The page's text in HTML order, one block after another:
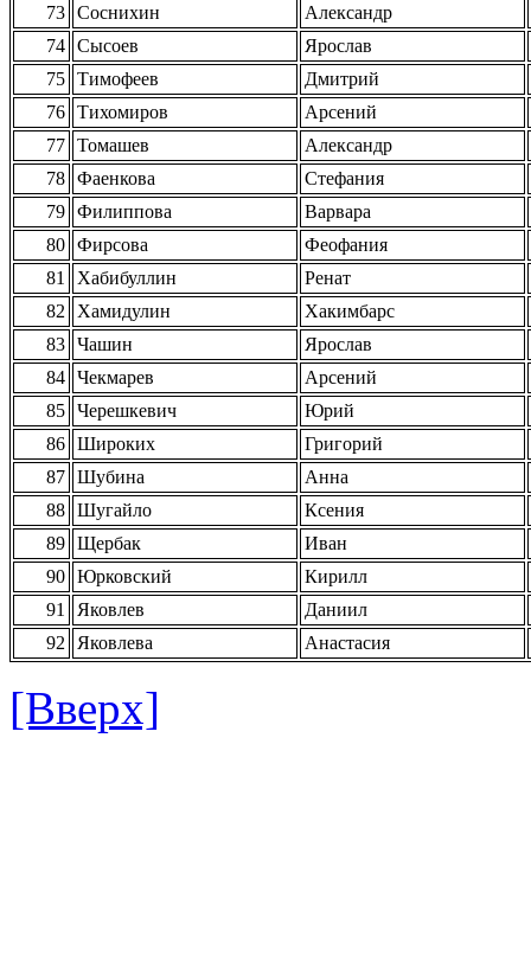
73 Соснихин
Александр
74 Сысоев
Ярослав
75 Тимофеев
Дмитрий
76 Тихомиров
Арсений
77 Томашев
Александр
78 Фаенкова
Стефания
79 Филиппова
Варвара
80 Фирсова
Феофания
81
Хабибуллин
Ренат
82
Хамидулин
Хакимбарс
83 Чашин
Ярослав
84 Чекмарев
Арсений
85 Черешкевич
Юрий
86 Широких
Григорий
87 Шубина
Анна
88 Шугайло
Ксения
89 Щербак
Иван
90 Юрковский
Кирилл
91
Яковлев
Даниил
92
Яковлева Анастасия
[Вверх]